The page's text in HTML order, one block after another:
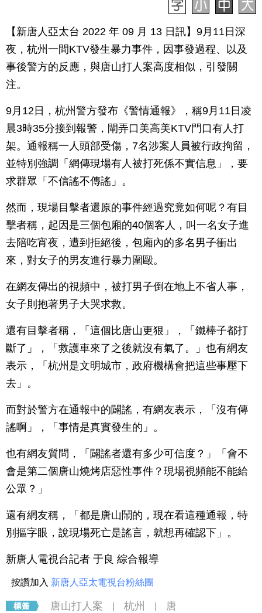
【新唐人亞太台 2022 年 09 月 13 日訊】9月11日深
夜，杭州一間KTV發生暴力事件，因事發過程、以及
事後警方的反應，與唐山打人案高度相似，引發關
注。
9月12日，杭州警方發布《警情通報》，稱9月11日凌
晨3時35分接到報警，閘弄口美高美KTV門口有人打
架。通報稱一人頭部受傷，7名涉案人員被行政拘留，
並特別強調「網傳現場有人被打死係不實信息」，要
求群眾「不信謠不傳謠」。
然而，現場目擊者還原的事件經過究竟如何呢？有目
擊者稱，起因是三個包廂的40個客人，叫一名女子進
去陪吃宵夜，遭到拒絕後，包廂內的多名男子衝出
來，對女子的男友進行暴力圍毆。
在網友傳出的視頻中，被打男子倒在地上不省人事，
女子則抱著男子大哭求救。
還有目擊者稱，「這個比唐山更狠」，「鐵棒子都打
斷了」，「救護車來了之後就沒有氣了。」也有網友
表示，「杭州是文明城市，政府機構會把這些事壓下
去」。
而對於警方在通報中的闢謠，有網友表示，「沒有傳
謠啊」，「事情是真實發生的」。
也有網友質問，「闢謠者還有多少可信度？」「會不
會是第二個唐山燒烤店惡性事件？現場視頻能不能給
公眾？」
還有網友稱，「都是唐山鬧的，現在看這種通報，特
別摳字眼，說現場死亡是謠言，就想再確認下」。
新唐人電視台記者 于良 綜合報導
按讚加入 新唐人亞太電視台粉絲團
唐山打人案 杭州
唐